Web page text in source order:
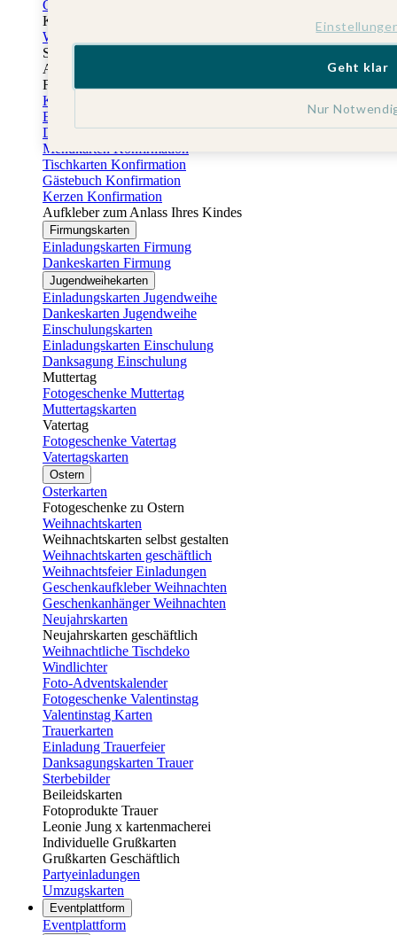
Gästebuch Taufe
Kartenbox Taufe
Willkommensschilder Taufe
Sticker Taufe
Absenderaufkleber Taufe
Fotobuch Taufe
Konfirmationskarten
Einladungskarten Konfirmation
Danksagung Konfirmation
Menükarten Konfirmation
Tischkarten Konfirmation
Gästebuch Konfirmation
Kerzen Konfirmation
Aufkleber zum Anlass Ihres Kindes
Firmungskarten
Einladungskarten Firmung
Dankeskarten Firmung
Jugendweihekarten
Einladungskarten Jugendweihe
Dankeskarten Jugendweihe
Einschulungskarten
Einladungskarten Einschulung
Danksagung Einschulung
Muttertag
Fotogeschenke Muttertag
Muttertagskarten
Vatertag
Fotogeschenke Vatertag
Vatertagskarten
Ostern
Osterkarten
Fotogeschenke zu Ostern
Weihnachtskarten
Weihnachtskarten selbst gestalten
Weihnachtskarten geschäftlich
Weihnachtsfeier Einladungen
Geschenkaufkleber Weihnachten
Geschenkanhänger Weihnachten
Neujahrskarten
Neujahrskarten geschäftlich
Weihnachtliche Tischdeko
Windlichter
Foto-Adventskalender
Fotogeschenke Valentinstag
Valentinstag Karten
Trauerkarten
Einladung Trauerfeier
Danksagungskarten Trauer
Sterbebilder
Beileidskarten
Fotoprodukte Trauer
Leonie Jung x kartenmacherei
Individuelle Grußkarten
Grußkarten Geschäftlich
Partyeinladungen
Umzugskarten
Eventplattform
Eventplattform
Nur
Geht klar